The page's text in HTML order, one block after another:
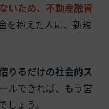
いため、不動産融資
を抱えた人に、新規
りるだけの社会的ス
ルできれば、もう営
ょう。